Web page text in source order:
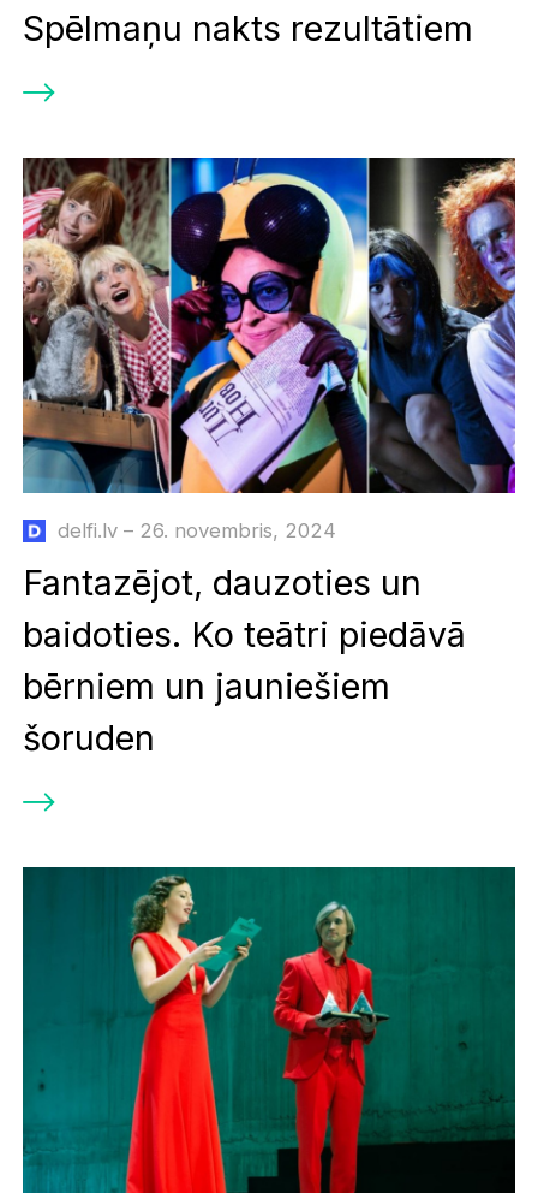
Spēlmaņu nakts rezultātiem
delfi.lv – 26. novembris, 2024
Fantazējot, dauzoties un
baidoties. Ko teātri piedāvā
bērniem un jauniešiem
šoruden